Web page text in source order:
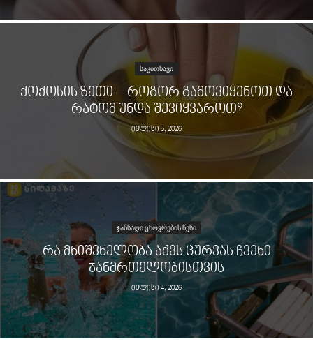
ᲡᲐᲙᲘᲗᲮᲐᲕᲘ
ᲥᲝᲥᲝᲡᲘᲡ ᲖᲔᲗᲘ – ᲠᲝᲒᲝᲠ ᲒᲐᲛᲝᲕᲘᲧᲔᲜᲝᲗ ᲓᲐ
ᲠᲐᲢᲝᲛ ᲣᲜᲓᲐ ᲨᲔᲕᲘᲧᲕᲐᲠᲝᲗ?
ივლისი 5, 2026
ᲯᲐᲜᲡᲐᲦᲘ ᲪᲮᲝᲕᲠᲔᲑᲘᲡ ᲬᲔᲡᲘ
ᲠᲐ ᲛᲜᲘᲨᲕᲜᲔᲚᲝᲑᲐ ᲐᲥᲕᲡ ᲪᲣᲠᲕᲐᲡ ᲩᲕᲔᲜᲘ
ᲯᲐᲜᲛᲠᲗᲔᲚᲝᲑᲘᲡᲗᲕᲘᲡ
ივლისი 4, 2026